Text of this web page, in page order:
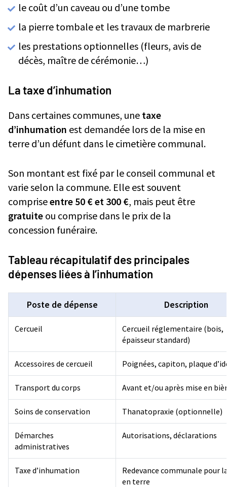
le coût d’un caveau ou d’une tombe
la pierre tombale et les travaux de marbrerie
les prestations optionnelles (fleurs, avis de
décès, maître de cérémonie…)
La taxe d’inhumation
Dans certaines communes, une taxe
d’inhumation est demandée lors de la mise en
terre d’un défunt dans le cimetière communal.
Son montant est fixé par le conseil communal et
varie selon la commune. Elle est souvent
compriseentre 50 € et 300 €, mais peut être
gratuite ou comprise dans le prix de la
concession funéraire.
Tableau récapitulatif des principales
dépenses liées à l’inhumation
Poste de dépense Description
Cercueil
Cercueil réglementaire (bois,
épaisseur standard)
Accessoires de cercueil Poignées, capiton, plaque
Transport du corps Avant et/ou après mise en
Soins de conservation Thanatopraxie (optionnelle)
Démarches
administratives
Autorisations, déclarations
Taxe d’inhumation
Redevance communale pour
en terre